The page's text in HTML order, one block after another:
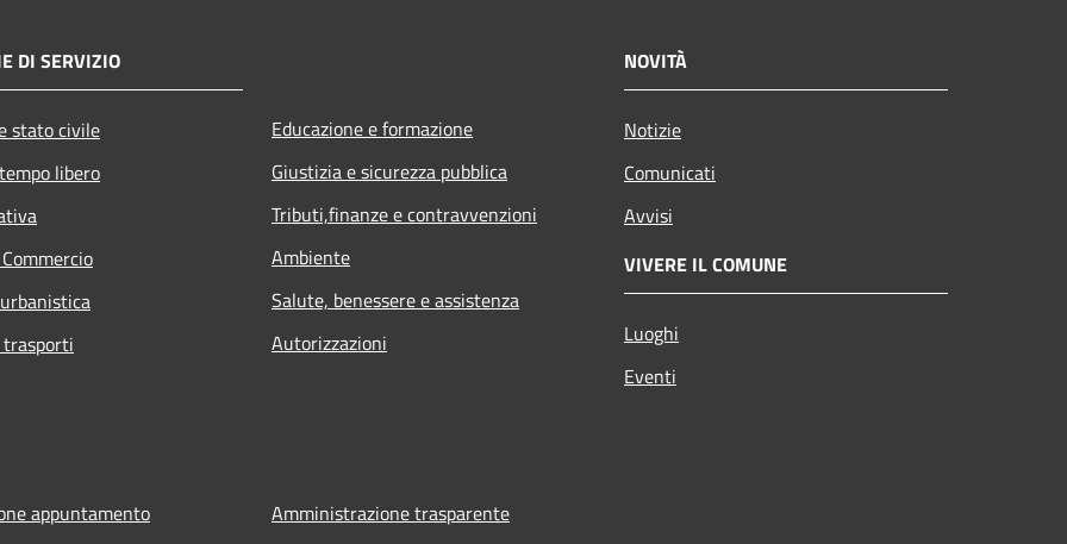
DI SERVIZIO
stato civile
libero
Educazione e formazione
Giustizia e sicurezza pubblica
Tributi,finanze e contravvenzioni
Ambiente
Salute, benessere e assistenza
Autorizzazioni
NOVITÀ
Notizie
Comunicati
Avvisi
VIVERE IL COMUNE
Luoghi
Eventi
appuntamento
Amministrazione trasparente